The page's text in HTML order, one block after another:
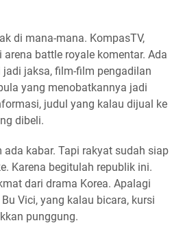
di mana-mana. KompasTV,
battle royale komentar. Ada
jadi jaksa, film-film pengadilan
yang menobatkannya jadi
judul yang kalau dijual ke
dibeli.
kabar. Tapi rakyat sudah siap
Karena begitulah republik ini.
dari drama Korea. Apalagi
Vici, yang kalau bicara, kursi
punggung.